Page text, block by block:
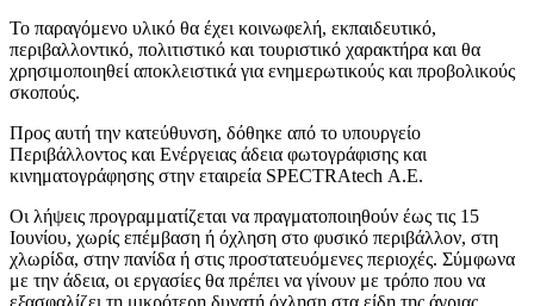
Το παραγόμενο υλικό θα έχει κοινωφελή, εκπαιδευτικό,
περιβαλλοντικό, πολιτιστικό και τουριστικό χαρακτήρα και θα
χρησιμοποιηθεί αποκλειστικά για ενημερωτικούς και προβολικούς
σκοπούς.
Προς αυτή την κατεύθυνση, δόθηκε από το υπουργείο
Περιβάλλοντος και Ενέργειας άδεια φωτογράφισης και
κινηματογράφησης στην εταιρεία SPECTRAtech Α.Ε.
Οι λήψεις προγραμματίζεται να πραγματοποιηθούν έως τις 15
Ιουνίου, χωρίς επέμβαση ή όχληση στο φυσικό περιβάλλον, στη
χλωρίδα, στην πανίδα ή στις προστατευόμενες περιοχές. Σύμφωνα
με την άδεια, οι εργασίες θα πρέπει να γίνουν με τρόπο που να